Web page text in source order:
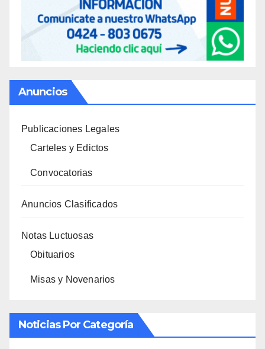
Anuncios
Publicaciones Legales
Carteles y Edictos
Convocatorias
Anuncios Clasificados
Notas Luctuosas
Obituarios
Misas y Novenarios
Noticias Por Categoría